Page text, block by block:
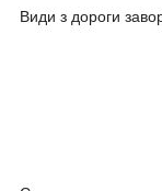
Види з дороги